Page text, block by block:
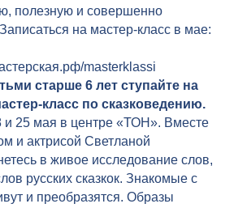
полезную и совершенно
на мастер-класс в мае:
masterklassi
старше 6 лет ступайте на
класс по сказковедению.
и 25 мая в центре «ТОН». Вместе
и актрисой Светланой
в живое исследование слов,
русских сказкок. Знакомые с
и преобразятся. Образы